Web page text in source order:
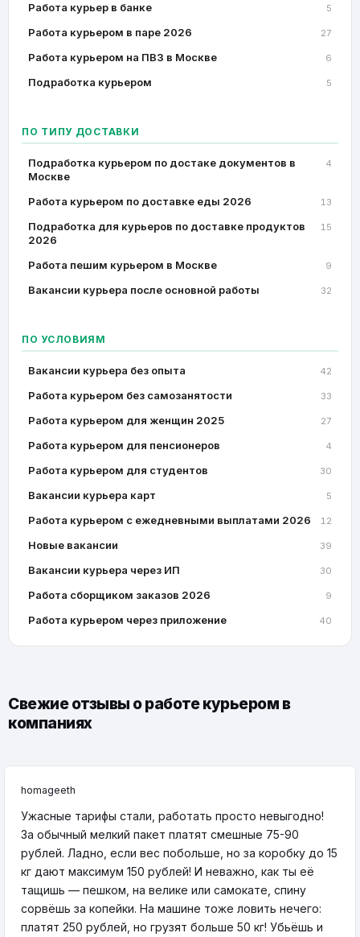
Работа курьер в банке 5
Работа курьером в паре 2026 27
Работа курьером на ПВЗ в Москве 6
Подработка курьером 5
ПО ТИПУ ДОСТАВКИ
Подработка курьером по достаке документов в
Москве
4
Работа курьером по доставке еды 2026 13
Подработка для курьеров по доставке продуктов
2026
15
Работа пешим курьером в Москве 9
Вакансии курьера после основной работы 32
ПО УСЛОВИЯМ
Вакансии курьера без опыта 42
Работа курьером без самозанятости 33
Работа курьером для женщин 2025 27
Работа курьером для пенсионеров 4
Работа курьером для студентов 30
Вакансии курьера карт 5
Работа курьером с ежедневными выплатами 2026 12
Новые вакансии 39
Вакансии курьера через ИП 30
Работа сборщиком заказов 2026 9
Работа курьером через приложение 40
Свежие отзывы о работе курьером в
компаниях
homageeth
Ужасные тарифы стали, работать просто невыгодно!
За обычный мелкий пакет платят смешные 75-90
рублей. Ладно, если вес побольше, но за коробку до 15
кг дают максимум 150 рублей! И неважно, как ты её
тащишь — пешком, на велике или самокате, спину
сорвёшь за копейки. На машине тоже ловить нечего:
платят 250 рублей, но грузят больше 50 кг! Убьёшь и